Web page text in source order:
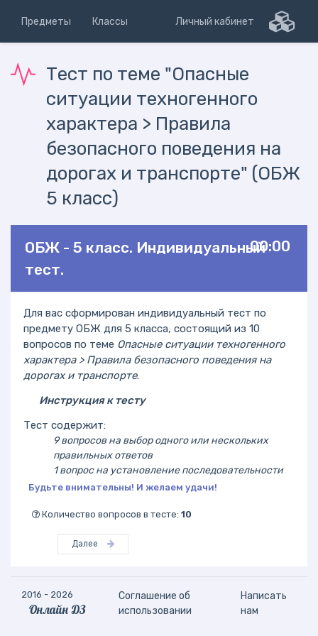
Предметы Классы Личный кабинет
Тест по теме "Опасные
ситуации техногенного
характера > Правила
безопасного поведения на
дорогах и транспорте" (ОБЖ
5 класс)
00:00
ОБЖ - 5 класс. Индивидуальный
тест.
Для вас сформирован индивидуальный тест по
предмету ОБЖ для 5 класса, состоящий из 10
вопросов по теме Опасные ситуации техногенного
характера > Правила безопасного поведения на
дорогах и транспорте.
Инструкция к тесту
Тест содержит:
9 вопросов на выбор одного или нескольких
правильных ответов
1 вопрос на установление последовательности
Будьте внимательны! И желаем удачи!
Количество вопросов в тесте: 10
Далее
2016 - 2026
Онлайн ДЗ
Соглашение об
использовании
Написать
нам